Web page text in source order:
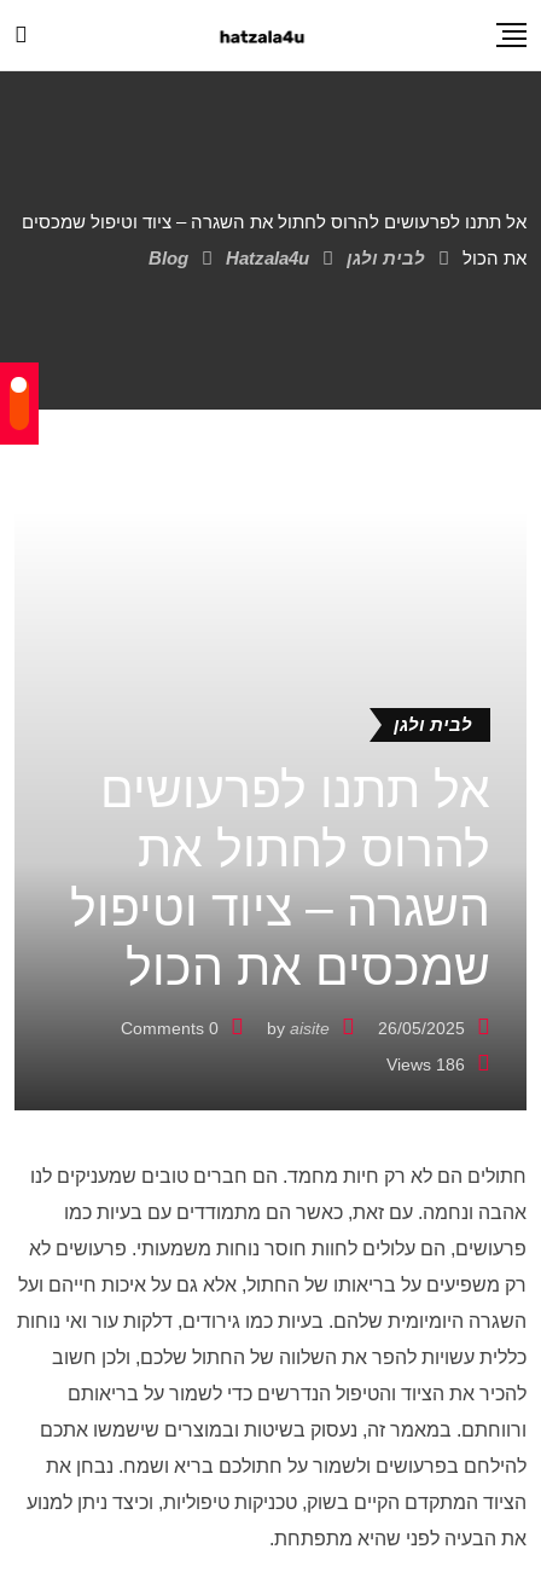
אל תתנו לפרעושים להרוס לחתול את השגרה – ציוד וטיפול שמכסים
את הכול
לבית ולגן Blog Hatzala4u
לבית ולגן
אל תתנו לפרעושים
להרוס לחתול את
השגרה – ציוד וטיפול
שמכסים את הכול
26/05/2025
by aisite
0
186
חתולים הם לא רק חיות מחמד. הם חברים טובים שמעניקים לנו
אהבה ונחמה. עם זאת, כאשר הם מתמודדים עם בעיות כמו
פרעושים, הם עלולים לחוות חוסר נוחות משמעותי. פרעושים לא
רק משפיעים על בריאותו של החתול, אלא גם על איכות חייהם ועל
השגרה היומיומית שלהם. בעיות כמו גירודים, דלקות עור ואי נוחות
כללית עשויות להפר את השלווה של החתול שלכם, ולכן חשוב
להכיר את הציוד והטיפול הנדרשים כדי לשמור על בריאותם
ורווחתם. במאמר זה, נעסוק בשיטות ובמוצרים שישמשו אתכם
להילחם בפרעושים ולשמור על חתולכם בריא ושמח. נבחן את
הציוד המתקדם הקיים בשוק, טכניקות טיפוליות, וכיצד ניתן למנוע
את הבעיה לפני שהיא מתפתחת.